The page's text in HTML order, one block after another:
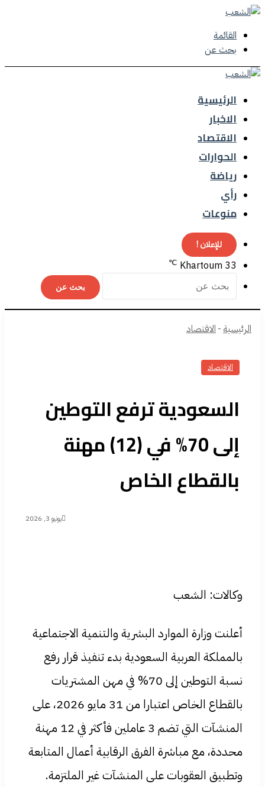
القائمة
بحث عن
الرئيسية
الاخبار
الاقتصاد
الحوارات
رياضة
رأي
منوعات
للإعلان !
Khartoum 33
℃
بحث عن
الرئيسية-الاقتصاد
الاقتصاد
السعودية ترفع التوطين
إلى 70% في (12) مهنة
بالقطاع الخاص
يونيو 3, 2026
وكالات: الشعب
أعلنت وزارة الموارد البشرية والتنمية الاجتماعية
بالمملكة العربية السعودية بدء تنفيذ قرار رفع
نسبة التوطين إلى 70% في مهن المشتريات
بالقطاع الخاص اعتبارا من 31 مايو 2026، على
المنشآت التي تضم 3 عاملين فأكثر في 12 مهنة
محددة، مع مباشرة الفرق الرقابية أعمال المتابعة
وتطبيق العقوبات على المنشآت غير الملتزمة.